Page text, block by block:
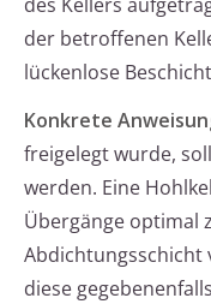
der betroffenen
lückenlose
Konkrete
freigelegt wurde,
werden. Eine
Übergänge optimal
Abdichtungsschicht
diese